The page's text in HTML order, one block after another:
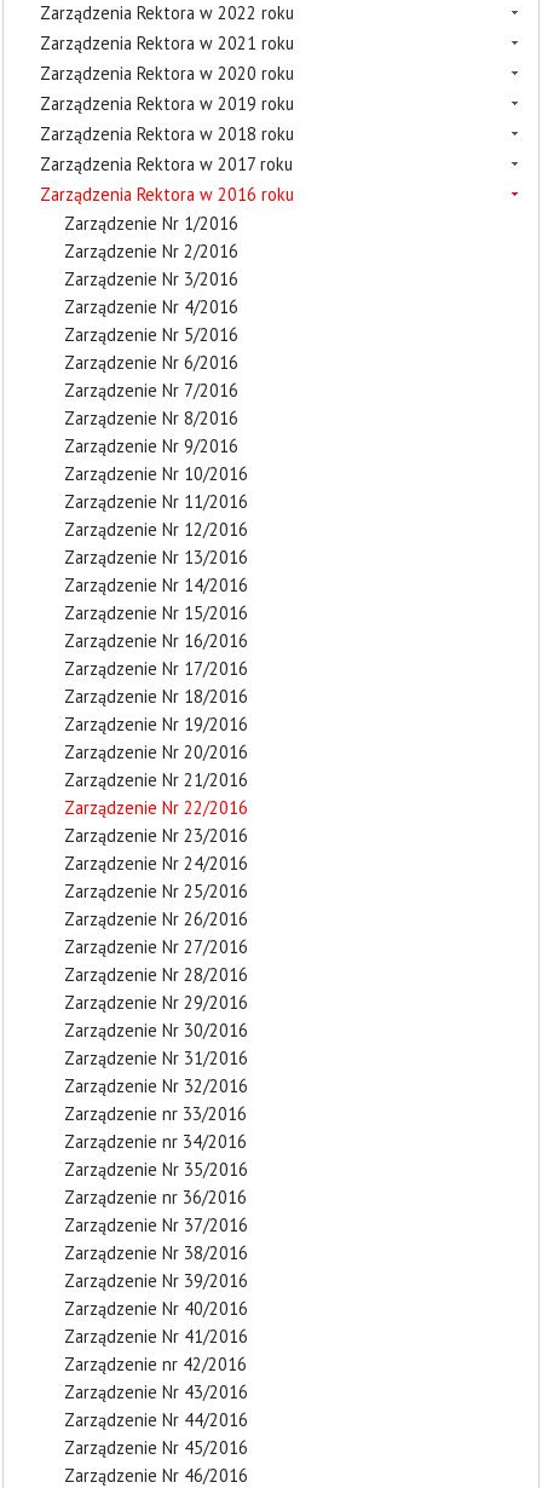
Zarządzenia Rektora w 2022 roku
Zarządzenia Rektora w 2021 roku
Zarządzenia Rektora w 2020 roku
Zarządzenia Rektora w 2019 roku
Zarządzenia Rektora w 2018 roku
Zarządzenia Rektora w 2017 roku
Zarządzenia Rektora w 2016 roku
Zarządzenie Nr 1/2016
Zarządzenie Nr 2/2016
Zarządzenie Nr 3/2016
Zarządzenie Nr 4/2016
Zarządzenie Nr 5/2016
Zarządzenie Nr 6/2016
Zarządzenie Nr 7/2016
Zarządzenie Nr 8/2016
Zarządzenie Nr 9/2016
Zarządzenie Nr 10/2016
Zarządzenie Nr 11/2016
Zarządzenie Nr 12/2016
Zarządzenie Nr 13/2016
Zarządzenie Nr 14/2016
Zarządzenie Nr 15/2016
Zarządzenie Nr 16/2016
Zarządzenie Nr 17/2016
Zarządzenie Nr 18/2016
Zarządzenie Nr 19/2016
Zarządzenie Nr 20/2016
Zarządzenie Nr 21/2016
Zarządzenie Nr 22/2016
Zarządzenie Nr 23/2016
Zarządzenie Nr 24/2016
Zarządzenie Nr 25/2016
Zarządzenie Nr 26/2016
Zarządzenie Nr 27/2016
Zarządzenie Nr 28/2016
Zarządzenie Nr 29/2016
Zarządzenie Nr 30/2016
Zarządzenie Nr 31/2016
Zarządzenie Nr 32/2016
Zarządzenie nr 33/2016
Zarządzenie nr 34/2016
Zarządzenie Nr 35/2016
Zarządzenie nr 36/2016
Zarządzenie Nr 37/2016
Zarządzenie Nr 38/2016
Zarządzenie Nr 39/2016
Zarządzenie Nr 40/2016
Zarządzenie Nr 41/2016
Zarządzenie nr 42/2016
Zarządzenie Nr 43/2016
Zarządzenie Nr 44/2016
Zarządzenie Nr 45/2016
Zarządzenie Nr 46/2016